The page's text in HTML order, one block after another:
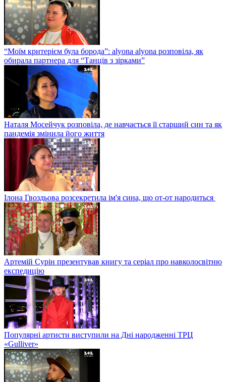
“Моїм критерієм була борода”: alyona alyona розповіла, як
обирала партнера для “Танців з зірками”
Наталя Мосейчук розповіла, де навчається її старший син та як
пандемія змінила його життя
Ілона Гвоздьова розсекретила ім'я сина, що от-от народиться
Артемій Сурін презентував книгу та серіал про навколосвітню
експедицію
Популярні артисти виступили на Дні народженні ТРЦ
«Gulliver»